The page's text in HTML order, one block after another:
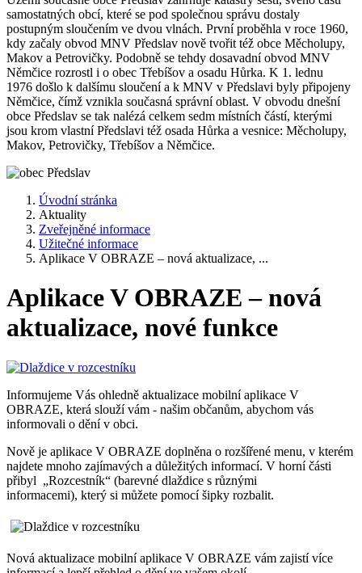
samostatných obcí, které se pod společnou správu dostaly
postupným sloučením ve dvou vlnách. První proběhla v roce 1960,
kdy začaly obvod MNV Předslav nově tvořit též obce Měcholupy,
Makov a Petrovičky. Podobně se tehdy dosavadní obvod MNV
Němčice rozrostl i o obec Třebíšov a osadu Hůrka. K 1. lednu
1976 došlo k dalšímu sloučení a k MNV v Předslavi byly připojeny
Němčice, čímž vznikla současná správní oblast. V obvodu dnešní
obce Předslav se tak nalézá celkem sedm místních částí, kterými
jsou krom vlastní Předslavi též osada Hůrka a vesnice: Měcholupy,
Makov, Petrovičky, Třebíšov a Němčice.
Úvodní stránka
Aktuality
Zveřejněné informace
Užitečné informace
Aplikace V OBRAZE – nová aktualizace, ...
Aplikace V OBRAZE – nová
aktualizace, nové funkce
Informujeme Vás ohledně aktualizace mobilní aplikace V
OBRAZE, která slouží vám - našim občanům, abychom vás
informovali o dění v obci.
Nově je aplikace V OBRAZE doplněna o rozšířené menu, v kterém
najdete mnoho zajímavých a důležitých informací. V horní části
přibyl „Rozcestník“ (barevné dlaždice s různými
informacemi), který si můžete pomocí šipky rozbalit.
Nová aktualizace mobilní aplikace V OBRAZE vám zajistí více